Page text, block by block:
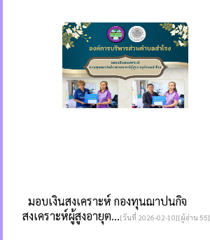
มอบเงินสงเคราะห์ กองทุนฌาปนกิจ
สงเคราะห์ผู้สูงอายุต...[วันที่ 2026-02-10][ผู้อ่าน 55]